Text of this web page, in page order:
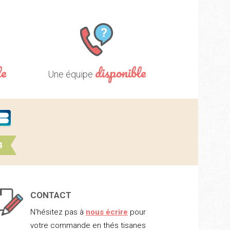
Une équipe disponible
CONTACT
N'hésitez pas à nous écrire pour
votre commande en thés tisanes